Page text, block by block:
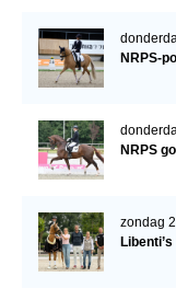
NRPS-
NRPS
zondag